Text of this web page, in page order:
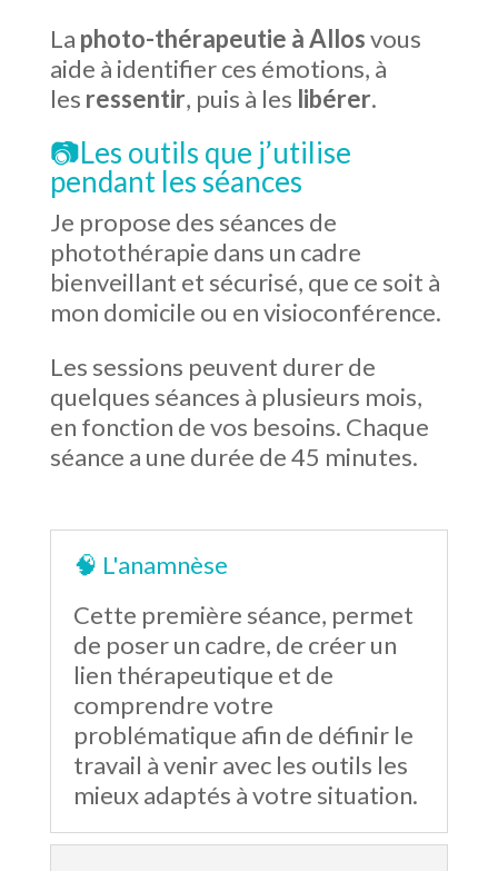
La photo-thérapeutie à Allosvous
aide à identifier ces émotions, à
les ressentir, puis à les libérer.
📷Les outils que j’utilise
pendant les séances
Je propose des séances de
photothérapie dans un cadre
bienveillant et sécurisé, que ce soit à
mon domicile ou en visioconférence.
Les sessions peuvent durer de
quelques séances à plusieurs mois,
en fonction de vos besoins. Chaque
séance a une durée de 45 minutes.
🧠 L'anamnèse
Cette première séance, permet
de poser un cadre, de créer un
lien thérapeutique et de
comprendre votre
problématique afin de définir le
travail à venir avec les outils les
mieux adaptés à votre situation.